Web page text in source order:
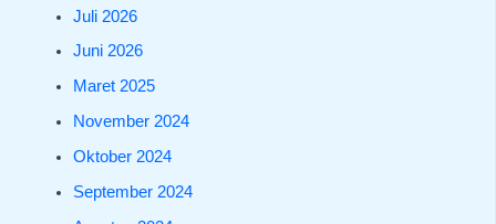
Juli 2026
Juni 2026
Maret 2025
November 2024
Oktober 2024
September 2024